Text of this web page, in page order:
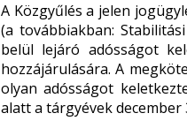
A Közgyűlés a jelen
(a továbbiakban:
belül lejáró adósságot
hozzájárulására. A
olyan adósságot
alatt a tárgyévek